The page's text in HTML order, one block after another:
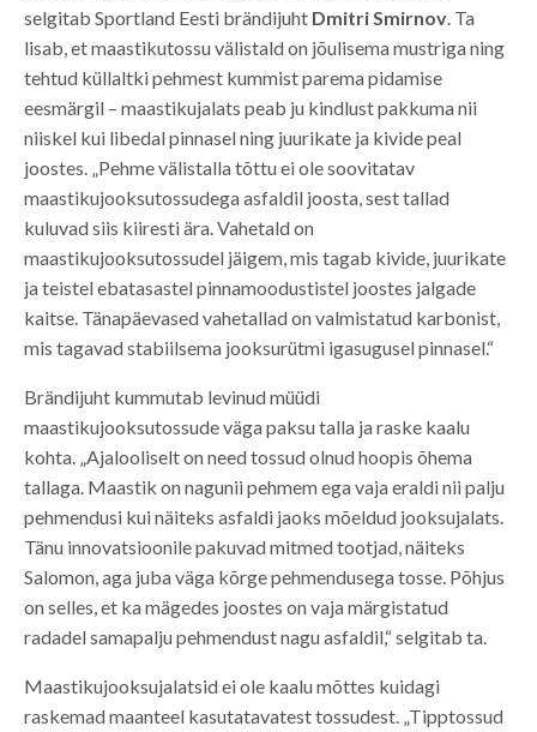
selgitab Sportland Eesti brändijuht Dmitri Smirnov. Ta
lisab, et maastikutossu välistald on jõulisema mustriga ning
tehtud küllaltki pehmest kummist parema pidamise
eesmärgil – maastikujalats peab ju kindlust pakkuma nii
niiskel kui libedal pinnasel ning juurikate ja kivide peal
joostes. „Pehme välistalla tõttu ei ole soovitatav
maastikujooksutossudega asfaldil joosta, sest tallad
kuluvad siis kiiresti ära. Vahetald on
maastikujooksutossudel jäigem, mis tagab kivide, juurikate
ja teistel ebatasastel pinnamoodustistel joostes jalgade
kaitse. Tänapäevased vahetallad on valmistatud karbonist,
mis tagavad stabiilsema jooksurütmi igasugusel pinnasel.“
Brändijuht kummutab levinud müüdi
maastikujooksutossude väga paksu talla ja raske kaalu
kohta. „Ajalooliselt on need tossud olnud hoopis õhema
tallaga. Maastik on nagunii pehmem ega vaja eraldi nii palju
pehmendusi kui näiteks asfaldi jaoks mõeldud jooksujalats.
Tänu innovatsioonile pakuvad mitmed tootjad, näiteks
Salomon, aga juba väga kõrge pehmendusega tosse. Põhjus
on selles, et ka mägedes joostes on vaja märgistatud
radadel samapalju pehmendust nagu asfaldil,“ selgitab ta.
Maastikujooksujalatsid ei ole kaalu mõttes kuidagi
raskemad maanteel kasutatavatest tossudest. „Tipptossud